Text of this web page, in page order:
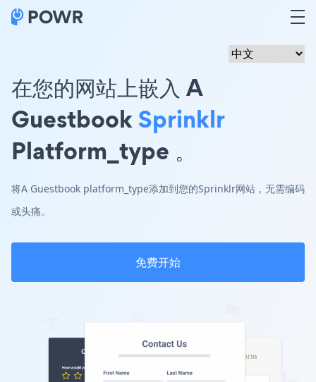
在您的网站上嵌入 A
GuestbookSprinklr
Platform_type 。
将A Guestbook platform_type添加到您的Sprinklr网站，无需编码
或头痛。
免费开始